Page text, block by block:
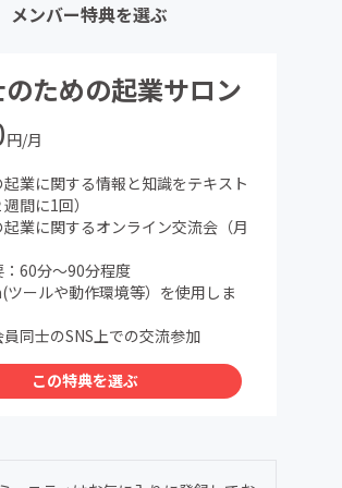
メンバー特典を選ぶ
ための起業サロン
円/月
起業に関する情報と知識をテキスト
間に1回）
起業に関するオンライン交流会（月
60分〜90分程度
ールや動作環境等）を使用しま
員同士のSNS上での交流参加
この特典を選ぶ